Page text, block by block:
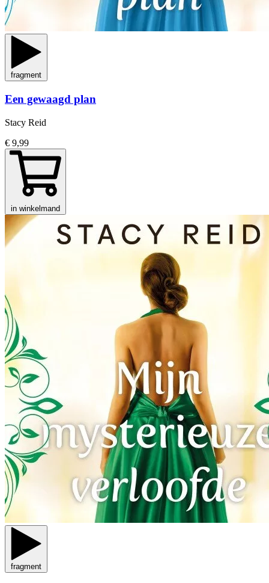
fragment
Een gewaagd plan
Stacy Reid
€ 9,99
in winkelmand
fragment